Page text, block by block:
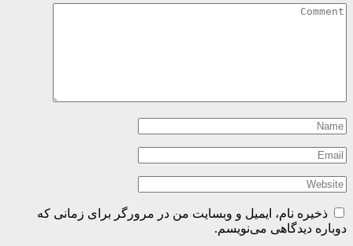
ذخیره نام، ایمیل و وبسایت من در مرورگر برای زمانی که
دوباره دیدگاهی می‌نویسم.